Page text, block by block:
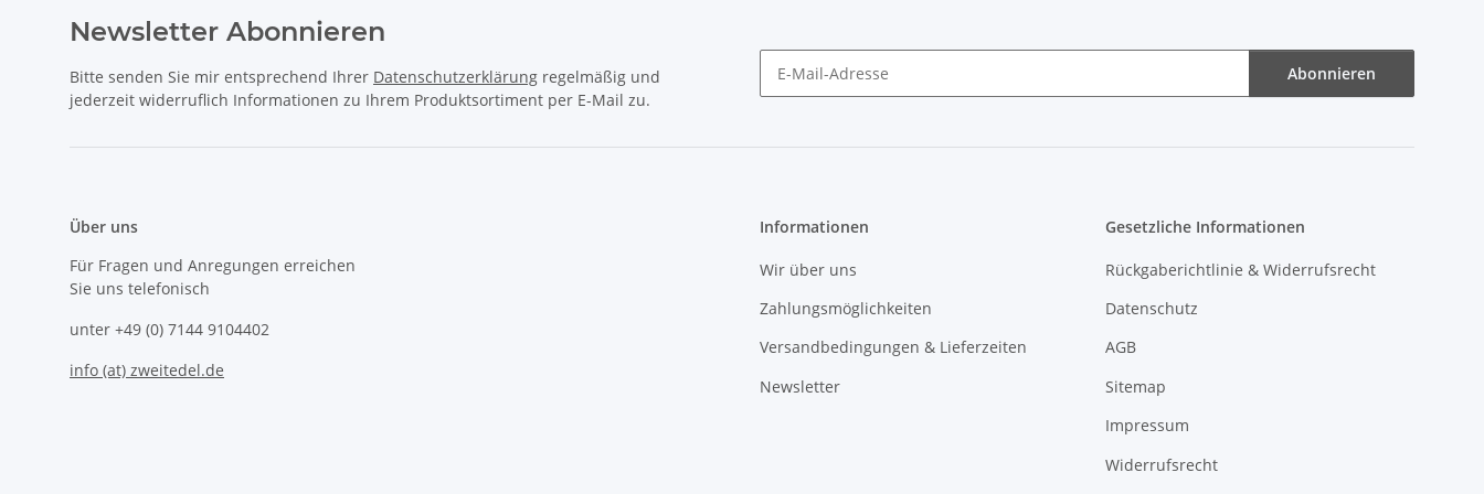
Newsletter Abonnieren
Bitte senden Sie mir entsprechend Ihrer Datenschutzerklärung regelmäßig und
jederzeit widerruflich Informationen zu Ihrem Produktsortiment per E-Mail zu.
Abonnieren
Über uns
Für Fragen und Anregungen erreichen
Sie uns telefonisch
unter +49 (0) 7144 9104402
info (at) zweitedel.de
Informationen
Wir über uns
Zahlungsmöglichkeiten
Versandbedingungen & Lieferzeiten
Newsletter
Gesetzliche Informationen
Rückgaberichtlinie & Widerrufsrecht
Datenschutz
AGB
Sitemap
Impressum
Widerrufsrecht